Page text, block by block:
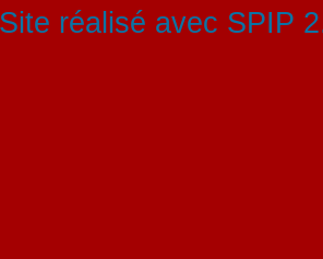
Site réalisé avec SPIP